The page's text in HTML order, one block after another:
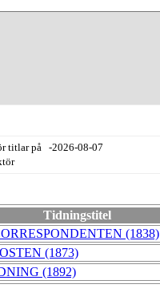
titlar på -2026-08-07
Tidningstitel
(1838)
(1873)
(1892)